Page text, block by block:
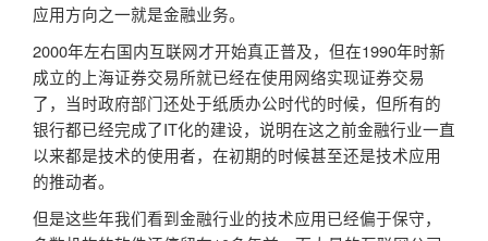
应用方向之一就是金融业务。
2000年左右国内互联网才开始真正普及，但在1990年时新
成立的上海证券交易所就已经在使用网络实现证券交易
了，当时政府部门还处于纸质办公时代的时候，但所有的
银行都已经完成了IT化的建设，说明在这之前金融行业一直
以来都是技术的使用者，在初期的时候甚至还是技术应用
的推动者。
但是这些年我们看到金融行业的技术应用已经偏于保守，